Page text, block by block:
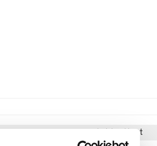
Suositut tuotteet